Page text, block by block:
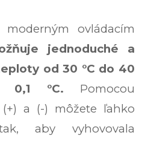
ovládacím
jednoduché a
od 30 °C do 40
0,1 °C. Pomocou
a (-) môžete ľahko
aby vyhovovala